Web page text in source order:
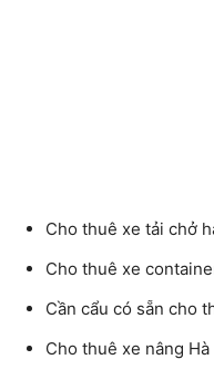
Cho thuê xe tải chở
Cho thuê xe
Cần cẩu có sẵn cho
Cho thuê xe nâng Hà